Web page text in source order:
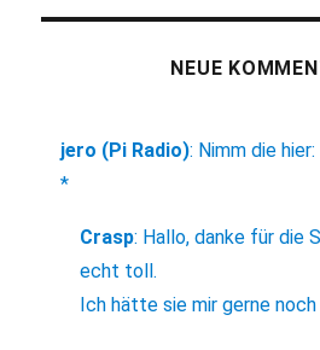
NEUE
jero (Pi Radio): Nimm die hier:
*
Crasp: Hallo, danke für die
echt toll.
Ich hätte sie mir gerne noch